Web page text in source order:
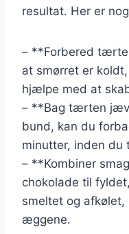
resultat. Her er
– **Forbered
at smørret er
hjælpe med at
– **Bag tærten
bund, kan du
minutter, inden
– **Kombiner
chokolade til
smeltet og afkølet,
æggene.